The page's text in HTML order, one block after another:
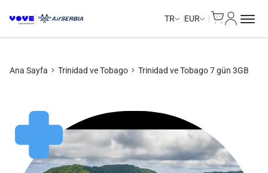
TR EUR
Ana Sayfa Trinidad ve Tobago Trinidad ve Tobago 7 gün 3GB